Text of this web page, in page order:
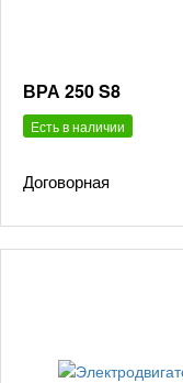
ВРА 250 S8
Есть в наличии
Договорная